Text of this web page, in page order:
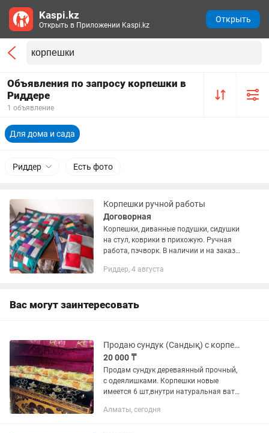
Объявления по запросу корпешки в
Риддере
1 объявление
Для дома и сада
Риддер Есть фото
Корпешки ручной работы
Договорная
Корпешки, диванные подушки, сидушки
на стул, коврики в прихожую. Ручная
работа, пэчворк. В наличии и на заказ.
нет. Рассрочки нет. Скидка от пяти
Риддер, 4 августа
Вас могут заинтересовать
Продаю сундук (Сандық) с корпешками
20 000 ₸
Продам сундук дереваянный прочный,
с одеялишками. Корпешки новые
имеется 6 шт,внутри натуральная вата,
зимние теплые,для себя сделанные
Алматы, сегодня
Kaspi.kz
Открыть в Приложении Kaspi.kz
Открыть